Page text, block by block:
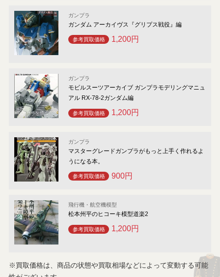
ガンプラ
ガンダム アーカイヴス『グリプス戦役』編
参考買取価格 1,200円
ガンプラ
モビルスーツアーカイブ ガンプラモデリングマニュ
アル RX-78-2ガンダム編
参考買取価格 1,200円
ガンプラ
マスターグレードガンプラがもっと上手く作れるよ
うになる本。
参考買取価格 900円
飛行機・航空機模型
松本州平のヒコーキ模型道楽2
参考買取価格 1,200円
※買取価格は、商品の状態や買取相場などによって変動する可能